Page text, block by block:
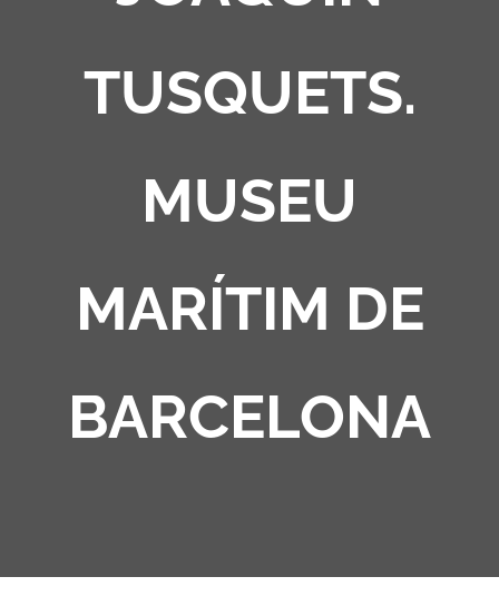
TUSQUETS.
MUSEU
MARÍTIM DE
BARCELONA